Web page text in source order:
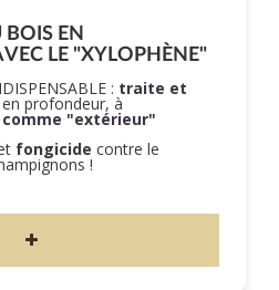
EN
LE "XYLOPHÈNE"
: traite et
profondeur, à
"extérieur"
fongicide contre le
!